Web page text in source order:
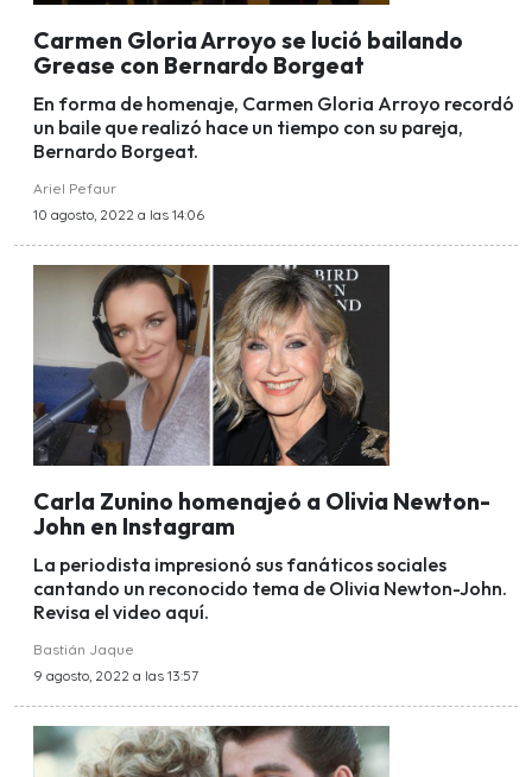
Carmen Gloria Arroyo se lució bailando
Grease con Bernardo Borgeat
En forma de homenaje, Carmen Gloria Arroyo recordó
un baile que realizó hace un tiempo con su pareja,
Bernardo Borgeat.
Ariel Pefaur
10 agosto, 2022 a las 14:06
Carla Zunino homenajeó a Olivia Newton-
John en Instagram
La periodista impresionó sus fanáticos sociales
cantando un reconocido tema de Olivia Newton-John.
Revisa el video aquí.
Bastián Jaque
9 agosto, 2022 a las 13:57